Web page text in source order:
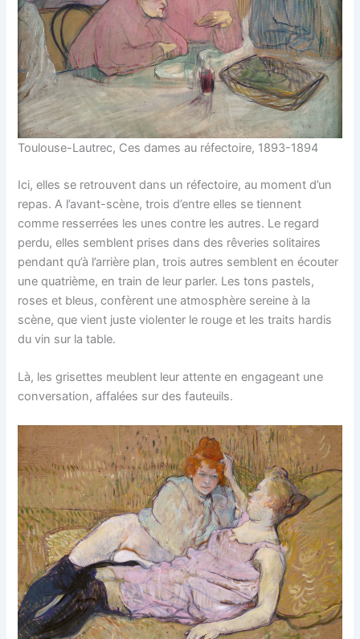
Toulouse-Lautrec, Ces dames au réfectoire, 1893-1894
Ici, elles se retrouvent dans un réfectoire, au moment d’un
repas. A l’avant-scène, trois d’entre elles se tiennent
comme resserrées les unes contre les autres. Le regard
perdu, elles semblent prises dans des rêveries solitaires
pendant qu’à l’arrière plan, trois autres semblent en écouter
une quatrième, en train de leur parler. Les tons pastels,
roses et bleus, confèrent une atmosphère sereine à la
scène, que vient juste violenter le rouge et les traits hardis
du vin sur la table.
Là, les grisettes meublent leur attente en engageant une
conversation, affalées sur des fauteuils.